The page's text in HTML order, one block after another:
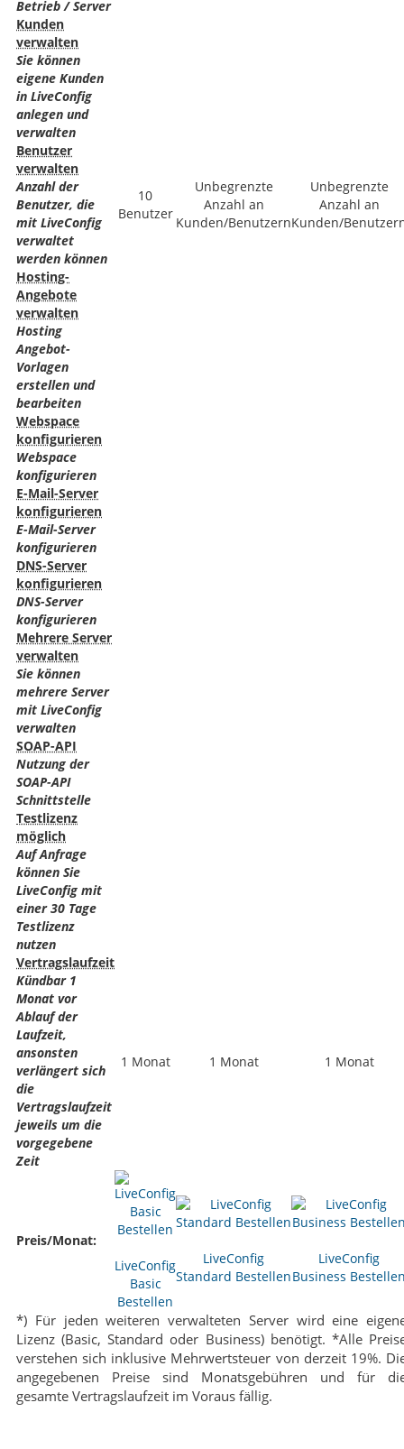
Betrieb / Server
Kunden
verwalten
Sie können
eigene Kunden
in LiveConfig
anlegen und
verwalten
Benutzer
verwalten
Anzahl der
Benutzer, die
mit LiveConfig
verwaltet
werden können
10
Benutzer
Unbegrenzte
Anzahl an
Kunden/Benutzern
Unbegrenzte
Anzahl an
Kunden/
Hosting-
Angebote
verwalten
Hosting
Angebot-
Vorlagen
erstellen und
bearbeiten
Webspace
konfigurieren
Webspace
konfigurieren
E-Mail-Server
konfigurieren
E-Mail-Server
konfigurieren
DNS-Server
konfigurieren
DNS-Server
konfigurieren
Mehrere Server
verwalten
Sie können
mehrere Server
mit LiveConfig
verwalten
SOAP-API
Nutzung der
SOAP-API
Schnittstelle
Testlizenz
möglich
Auf Anfrage
können Sie
LiveConfig mit
einer 30 Tage
Testlizenz
nutzen
Vertragslaufzeit
Kündbar 1
Monat vor
Ablauf der
Laufzeit,
ansonsten
verlängert sich
die
Vertragslaufzeit
jeweils um die
vorgegebene
Zeit
1 Monat 1 Monat 1 Monat
Preis/Monat:
LiveConfig
Basic
Bestellen
LiveConfig
Standard Bestellen
LiveConfig
Business
*) Für jeden weiteren verwalteten Server wird eine
Lizenz (Basic, Standard oder Business) benötigt. *Alle
verstehen sich inklusive Mehrwertsteuer von derzeit 19%.
angegebenen Preise sind Monatsgebühren und für
gesamte Vertragslaufzeit im Voraus fällig.